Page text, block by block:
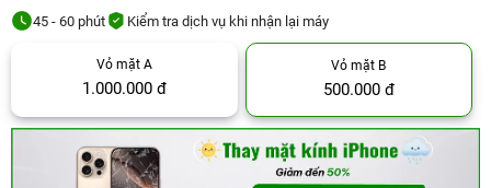
45 - 60 phút Kiểm tra dịch vụ khi nhận lại máy
Vỏ mặt A
1.000.000 đ
Vỏ mặt B
500.000 đ